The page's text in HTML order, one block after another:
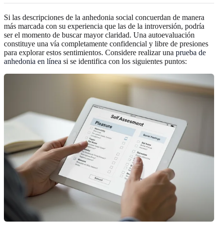
Si las descripciones de la anhedonia social concuerdan de manera
más marcada con su experiencia que las de la introversión, podría
ser el momento de buscar mayor claridad. Una autoevaluación
constituye una vía completamente confidencial y libre de presiones
para explorar estos sentimientos. Considere realizar una prueba de
anhedonia en línea si se identifica con los siguientes puntos: